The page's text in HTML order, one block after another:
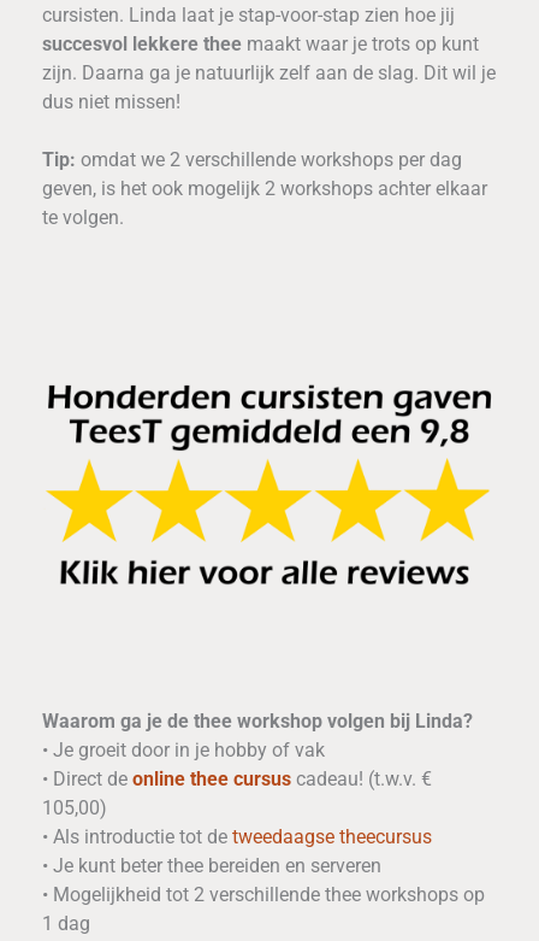
cursisten. Linda laat je stap-voor-stap zien hoe jij
succesvol lekkere thee maakt waar je trots op kunt
zijn. Daarna ga je natuurlijk zelf aan de slag. Dit wil je
dus niet missen!
Tip: omdat we 2 verschillende workshops per dag
geven, is het ook mogelijk 2 workshops achter elkaar
te volgen.
Waarom ga je de thee workshop volgen bij Linda?
• Je groeit door in je hobby of vak
• Direct de online thee cursus cadeau! (t.w.v. €
105,00)
• Als introductie tot de tweedaagse theecursus
• Je kunt beter thee bereiden en serveren
• Mogelijkheid tot 2 verschillende thee workshops op
1 dag